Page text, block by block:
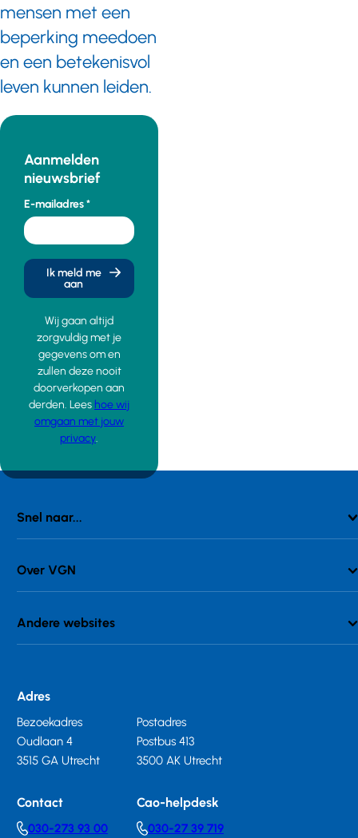
mensen met een
beperking meedoen
en een betekenisvol
leven kunnen leiden.
Aanmelden
nieuwsbrief
E-mailadres
Ik meld me
aan
Wij gaan altijd
zorgvuldig met je
gegevens om en
zullen deze nooit
doorverkopen aan
derden. Lees hoe wij
omgaan met jouw
privacy.
Snel naar...
Over VGN
Andere websites
Adres
Bezoekadres
Oudlaan 4
3515 GA Utrecht
Postadres
Postbus 413
3500 AK Utrecht
Contact
Telephonenumber
030-273 93 00
Cao-helpdesk
Telephonenumber
030-27 39 719